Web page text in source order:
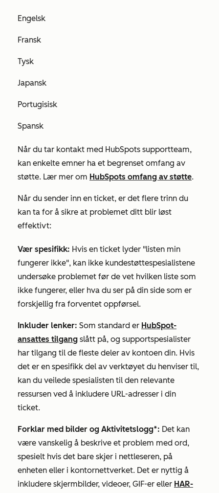
Engelsk
Fransk
Tysk
Japansk
Portugisisk
Spansk
Når du tar kontakt med HubSpots supportteam,
kan enkelte emner ha et begrenset omfang av
støtte. Lær mer om HubSpots omfang av støtte.
Når du sender inn en ticket, er det flere trinn du
kan ta for å sikre at problemet ditt blir løst
effektivt:
Vær spesifikk: Hvis en ticket lyder "listen min
fungerer ikke", kan ikke kundestøttespesialistene
undersøke problemet før de vet hvilken liste som
ikke fungerer, eller hva du ser på din side som er
forskjellig fra forventet oppførsel.
Inkluder lenker: Som standard er HubSpot-
ansattes tilgang slått på, og supportspesialister
har tilgang til de fleste deler av kontoen din. Hvis
det er en spesifikk del av verktøyet du henviser til,
kan du veilede spesialisten til den relevante
ressursen ved å inkludere URL-adresser i din
ticket.
Forklar med bilder og Aktivitetslogg*: Det kan
være vanskelig å beskrive et problem med ord,
spesielt hvis det bare skjer i nettleseren, på
enheten eller i kontornettverket. Det er nyttig å
inkludere skjermbilder, videoer, GIF-er eller HAR-